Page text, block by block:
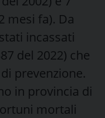
mesi fa). Da
incassati
del 2022) che
prevenzione.
in provincia di
mortali